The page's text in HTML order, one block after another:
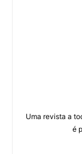
Uma revista a
é